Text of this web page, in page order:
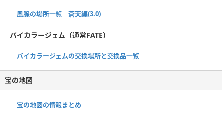
風脈の場所一覧｜蒼天編(3.0)
バイカラージェム（通常FATE）
バイカラージェムの交換場所と交換品一覧
宝の地図
宝の地図の情報まとめ